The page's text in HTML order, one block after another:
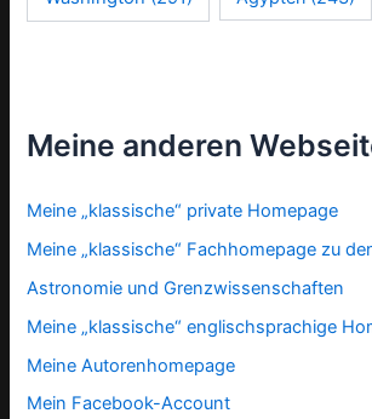
Meine anderen
Meine „klassische“ private Homepage
Meine „klassische“ Fachhomepage zu
Astronomie und Grenzwissenschaften
Meine „klassische“ englischsprachige
Meine Autorenhomepage
Mein Facebook-Account